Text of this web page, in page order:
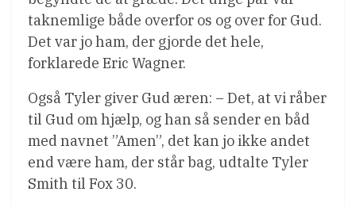
taknemlige både overfor os og over for Gud.
Det var jo ham, der gjorde det hele,
forklarede Eric Wagner.
Også Tyler giver Gud æren: – Det, at vi råber
til Gud om hjælp, og han så sender en båd
med navnet ”Amen”, det kan jo ikke andet
end være ham, der står bag, udtalte Tyler
Smith til Fox 30.